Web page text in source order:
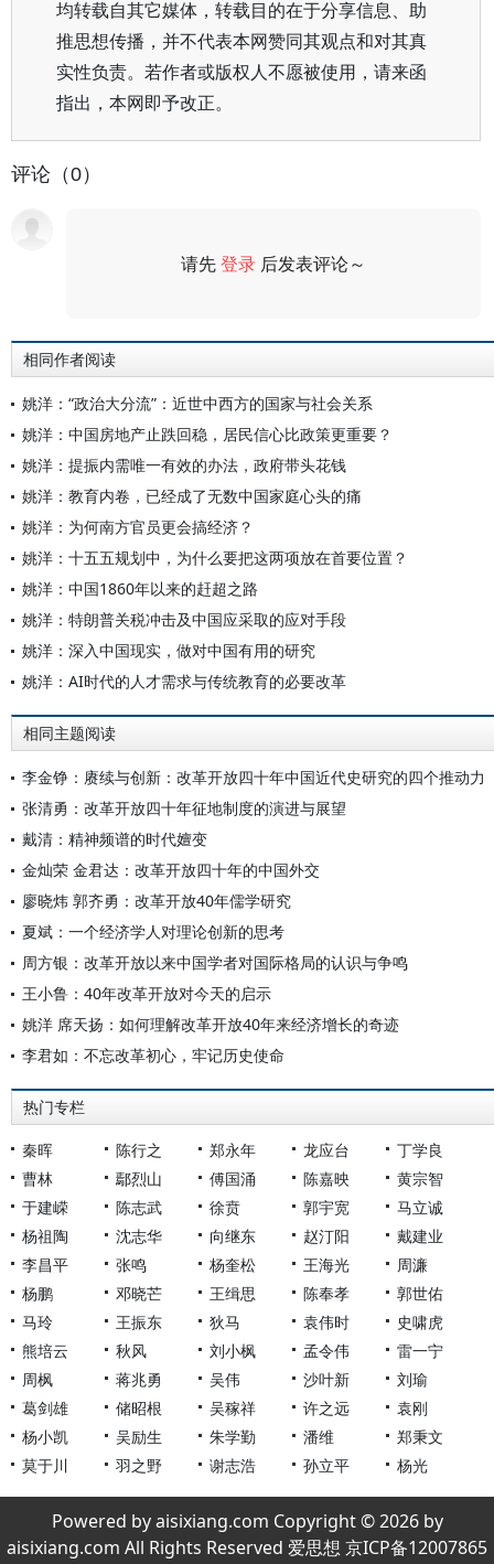
均转载自其它媒体，转载目的在于分享信息、助
推思想传播，并不代表本网赞同其观点和对其真
实性负责。若作者或版权人不愿被使用，请来函
指出，本网即予改正。
评论（0）
请先登录 后发表评论～
相同作者阅读
姚洋：“政治大分流”：近世中西方的国家与社会关系
姚洋：中国房地产止跌回稳，居民信心比政策更重要？
姚洋：提振内需唯一有效的办法，政府带头花钱
姚洋：教育内卷，已经成了无数中国家庭心头的痛
姚洋：为何南方官员更会搞经济？
姚洋：十五五规划中，为什么要把这两项放在首要位置？
姚洋：中国1860年以来的赶超之路
姚洋：特朗普关税冲击及中国应采取的应对手段
姚洋：深入中国现实，做对中国有用的研究
姚洋：AI时代的人才需求与传统教育的必要改革
相同主题阅读
李金铮：赓续与创新：改革开放四十年中国近代史研究的四个推动力
张清勇：改革开放四十年征地制度的演进与展望
戴清：精神频谱的时代嬗变
金灿荣 金君达：改革开放四十年的中国外交
廖晓炜 郭齐勇：改革开放40年儒学研究
夏斌：一个经济学人对理论创新的思考
周方银：改革开放以来中国学者对国际格局的认识与争鸣
王小鲁：40年改革开放对今天的启示
姚洋 席天扬：如何理解改革开放40年来经济增长的奇迹
李君如：不忘改革初心，牢记历史使命
热门专栏
秦晖 陈行之 郑永年 龙应台
丁学良
曹林
鄢烈山 傅国涌 陈嘉映
黄宗智
于建嵘
陈志武 徐贲 郭宇宽
马立诚
杨祖陶
沈志华 向继东 赵汀阳
戴建业
李昌平
张鸣 杨奎松 王海光
周濂
杨鹏
邓晓芒 王缉思 陈奉孝
郭世佑
马玲
王振东 狄马 袁伟时
史啸虎
熊培云
秋风 刘小枫 孟令伟
雷一宁
周枫
蒋兆勇 吴伟 沙叶新
刘瑜
葛剑雄
储昭根 吴稼祥 许之远
袁刚
杨小凯
吴励生 朱学勤 潘维
郑秉文
莫于川
羽之野 谢志浩 孙立平 杨光
Powered by aisixiang.com Copyright © 2026 by
aisixiang.com All Rights Reserved 爱思想 京ICP备12007865